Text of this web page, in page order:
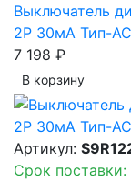
Выключатель
2P 30мА Тип-
7 198 ₽
В корзинy
Артикул:
Срок поставки: